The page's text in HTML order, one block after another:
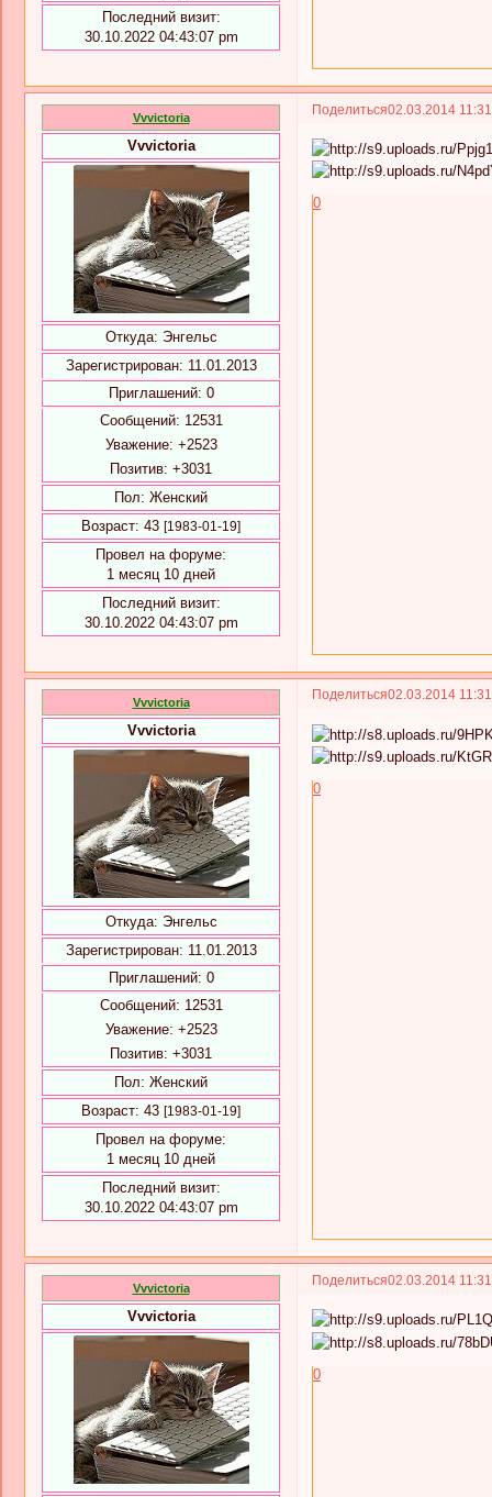
Последний визит:
30.10.2022 04:43:07 pm
Поделиться02.03.2014
Vvvictoria
Vvvictoria
Откуда: Энгельс
Зарегистрирован: 11.01.2013
Приглашений: 0
Сообщений: 12531
Уважение: +2523
Позитив: +3031
Пол: Женский
Возраст: 43 [1983-01-19]
Провел на форуме:
1 месяц 10 дней
Последний визит:
30.10.2022 04:43:07 pm
0
Поделиться02.03.2014
Vvvictoria
Vvvictoria
Откуда: Энгельс
Зарегистрирован: 11.01.2013
Приглашений: 0
Сообщений: 12531
Уважение: +2523
Позитив: +3031
Пол: Женский
Возраст: 43 [1983-01-19]
Провел на форуме:
1 месяц 10 дней
Последний визит:
30.10.2022 04:43:07 pm
0
Поделиться02.03.2014
Vvvictoria
Vvvictoria
0